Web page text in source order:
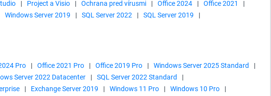
| Project a Visio | Ochrana pred vírusmi | Office 2024 | Office 2021
|
Windows Server 2019 | SQL Server 2022 | SQL Server 2019
|
Pro | Office 2021 Pro | Office 2019 Pro | Windows Server 2025 Standard
|
Server 2022 Datacenter | SQL Server 2022 Standard
|
| Exchange Server 2019 | Windows 11 Pro | Windows 10 Pro
|